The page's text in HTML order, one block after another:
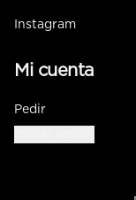
Instagram
Mi cuenta
Pedir